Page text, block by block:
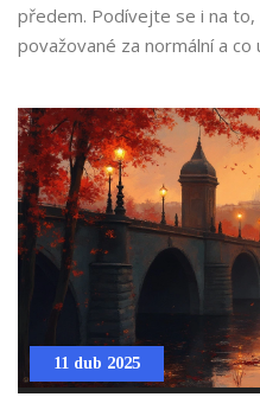
předem. Podívejte se i na to,
považované za normální a
11 dub 2025